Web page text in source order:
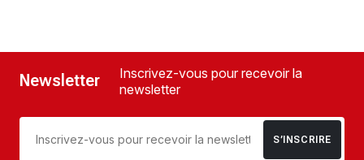
Newsletter
Inscrivez-vous pour recevoir la
newsletter
S’INSCRIRE